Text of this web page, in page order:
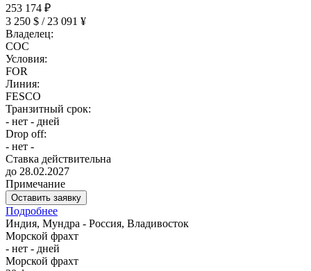
253 174 ₽
3 250 $ / 23 091 ¥
Владелец:
COC
Условия:
FOR
Линия:
FESCO
Транзитный срок:
- нет - дней
Drop off:
- нет -
Ставка действительна
до 28.02.2027
Примечание
Оставить заявку
Подробнее
Индия, Мундра - Россия, Владивосток
Морской фрахт
- нет - дней
Морской фрахт